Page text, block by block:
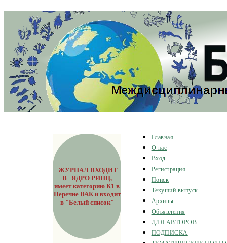
ЖУРНАЛ ВХОДИТ
В ЯДРО РИНЦ,
имеет категорию К1 в
Перечне ВАК и входит
в "Белый список"
Главная
О нас
Вход
Регистрация
Поиск
Текущий выпуск
Архивы
Объявления
ДЛЯ АВТОРОВ
ПОДПИСКА